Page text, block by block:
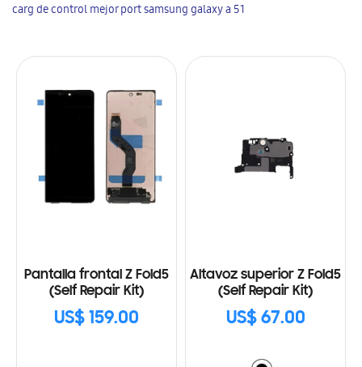
carg de control mejor port samsung galaxy a 51
Pantalla frontal Z Fold5
(Self Repair Kit)
US$ 159.00
Altavoz superior Z Fold5
(Self Repair Kit)
US$ 67.00